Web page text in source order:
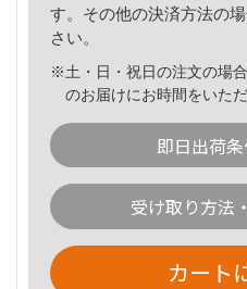
す。その他の決済方法の
さい。
※土・日・祝日の注文の場
のお届けにお時間をいた
即日出荷
受け取り方法
カート